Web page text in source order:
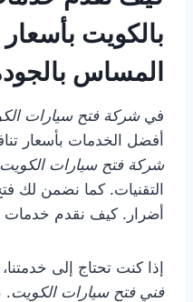
بالكويت
المساس
فيشركة فتح سيارات
أفضل الخدمات بأسعار
شركة فتح سيارات الكويت
التقنيات. كما نضمن لك
أضرار. كيف نقدم خدمات
إذا كنت تحتاج إلى
فني فتح سيارات الكويت.